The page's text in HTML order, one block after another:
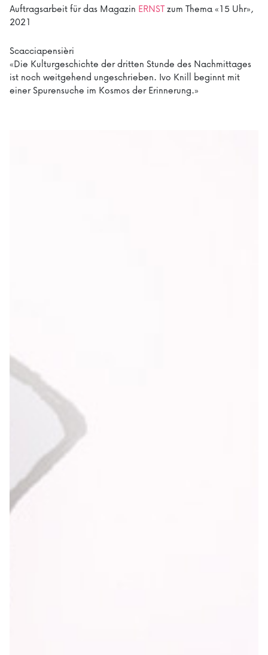
Auftragsarbeit für das Magazin ERNSTzum Thema «15 Uhr»,
2021
Scacciapensièri
«Die Kulturgeschichte der dritten Stunde des Nachmittages
ist noch weitgehend ungeschrieben. Ivo Knill beginnt mit
einer Spurensuche im Kosmos der Erinnerung.»